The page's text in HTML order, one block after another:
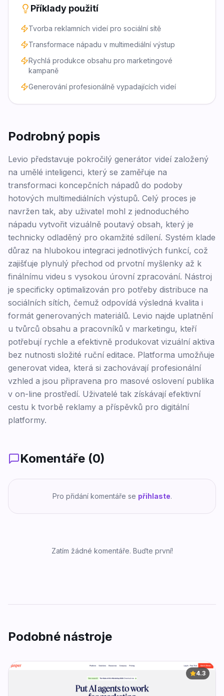
Příklady použití
Tvorba reklamních videí pro sociální sítě
Transformace nápadu v multimediální výstup
Rychlá produkce obsahu pro marketingové
kampaně
Generování profesionálně vypadajících videí
Podrobný popis
Levio představuje pokročilý generátor videí založený
na umělé inteligenci, který se zaměřuje na
transformaci koncepčních nápadů do podoby
hotových multimediálních výstupů. Celý proces je
navržen tak, aby uživatel mohl z jednoduchého
nápadu vytvořit vizuálně poutavý obsah, který je
technicky odladěný pro okamžité sdílení. Systém klade
důraz na hlubokou integraci jednotlivých funkcí, což
zajišťuje plynulý přechod od prvotní myšlenky až k
finálnímu videu s vysokou úrovní zpracování. Nástroj
je specificky optimalizován pro potřeby distribuce na
sociálních sítích, čemuž odpovídá výsledná kvalita i
formát generovaných materiálů. Levio najde uplatnění
u tvůrců obsahu a pracovníků v marketingu, kteří
potřebují rychle a efektivně produkovat vizuální aktiva
bez nutnosti složité ruční editace. Platforma umožňuje
generovat videa, která si zachovávají profesionální
vzhled a jsou připravena pro masové oslovení publika
v on-line prostředí. Uživatelé tak získávají efektivní
cestu k tvorbě reklamy a příspěvků pro digitální
platformy.
Komentáře (0)
Pro přidání komentáře se přihlaste.
Zatím žádné komentáře. Buďte první!
Podobné nástroje
4.3